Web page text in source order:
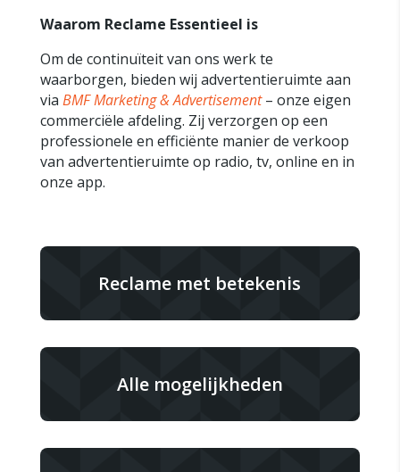
Waarom Reclame Essentieel is
Om de continuïteit van ons werk te
waarborgen, bieden wij advertentieruimte aan
via BMF Marketing & Advertisement– onze eigen
commerciële afdeling. Zij verzorgen op een
professionele en efficiënte manier de verkoop
van advertentieruimte op radio, tv, online en in
onze app.
Reclame met betekenis
Alle mogelijkheden